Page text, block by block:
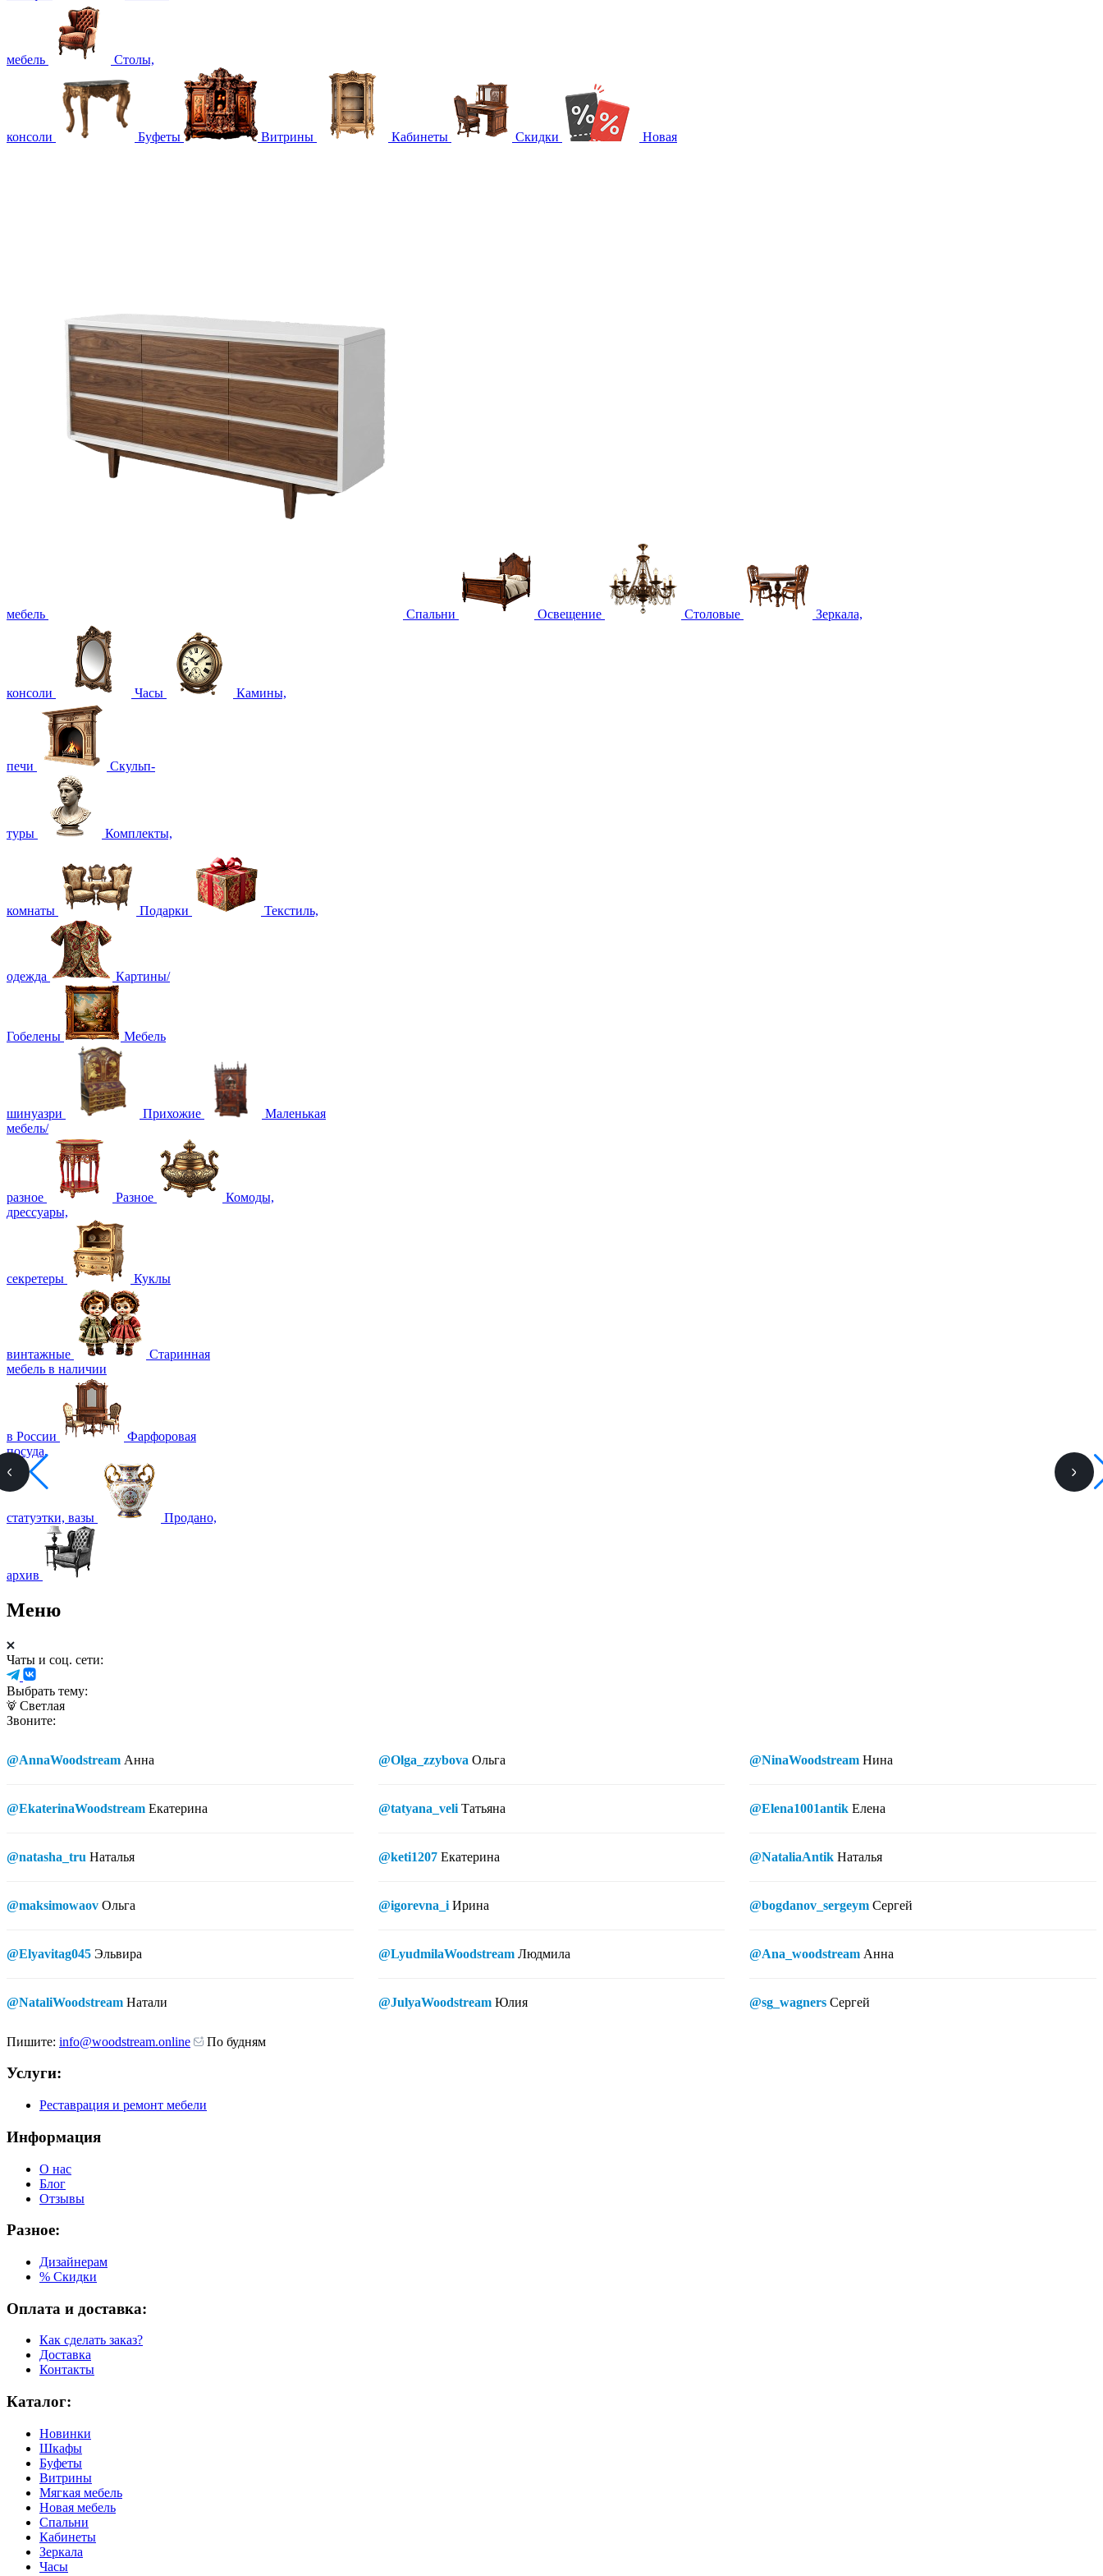
мебель Столы,
консоли Буфеты Витрины Кабинеты Скидки Новая
мебель Спальни Освещение Столовые Зеркала,
консоли Часы Камины,
печи Скульп-
туры Комплекты,
комнаты Подарки Текстиль,
одежда Картины/
Гобелены Мебель
шинуазри Прихожие
Маленькая
мебель/
разное Разное
Комоды,
дрессуары,
секретеры Куклы
винтажные
Старинная
мебель в наличии
в России
Фарфоровая
посуда,
статуэтки, вазы Продано,
архив
Меню
Чаты и соц. сети:
Выбрать тему:
Светлая
Звоните:
@AnnaWoodstream Анна
@EkaterinaWoodstream Екатерина
@natasha_tru Наталья
@maksimowaov Ольга
@Elyavitag045 Эльвира
@NataliWoodstream Натали
@Olga_zzybova Ольга
@tatyana_veli Татьяна
@keti1207 Екатерина
@igorevna_i Ирина
@LyudmilaWoodstream Людмила
@JulyaWoodstream Юлия
@NinaWoodstream Нина
@Elena1001antik Елена
@NataliaAntik Наталья
@bogdanov_sergeym Сергей
@Ana_woodstream Анна
@sg_wagners Сергей
Пишите: info@woodstream.online По будням
Услуги:
Реставрация и ремонт мебели
Информация
О нас
Блог
Отзывы
Разное:
Дизайнерам
% Скидки
Оплата и доставка:
Как сделать заказ?
Доставка
Контакты
Каталог:
Новинки
Шкафы
Буфеты
Витрины
Мягкая мебель
Новая мебель
Спальни
Кабинеты
Зеркала
Часы